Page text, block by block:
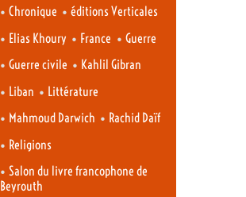
• Chronique •éditions Verticales
• Elias Khoury • France • Guerre
• Guerre civile • Kahlil Gibran
• Liban • Littérature
• Mahmoud Darwich • Rachid Daïf
• Religions
• Salon du livre francophone de
Beyrouth